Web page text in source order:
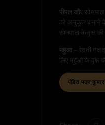
पीपल और
को अनुकूल बनाने
सोनपाठा के वृक्ष
महुआ
– रेवती
लिए महुआ के वृक्ष
पंडित पवन कुमार